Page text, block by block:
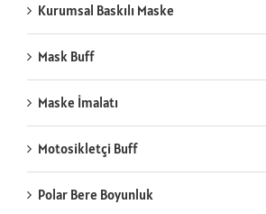
Kurumsal Baskılı Maske
Mask Buff
Maske İmalatı
Motosikletçi Buff
Polar Bere Boyunluk